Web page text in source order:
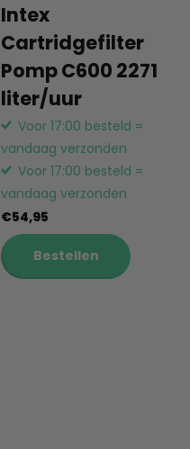
Intex
Cartridgefilter
Pomp C600 2271
liter/uur
Voor 17:00 besteld =
vandaag verzonden
Voor 17:00 besteld =
vandaag verzonden
€54,95
Bestellen